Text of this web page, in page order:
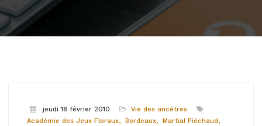
jeudi 18 février 2010
Vie des ancêtres
Académie des Jeux Floraux
Bordeaux
Martial Piéchaud